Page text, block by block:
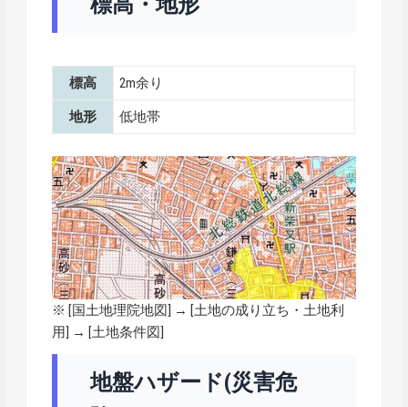
標高 2m余り
地形 低地帯
※ [国土地理院地図] → [土地の成り立ち・土地利
用] → [土地条件図]
地盤ハザード(災害危